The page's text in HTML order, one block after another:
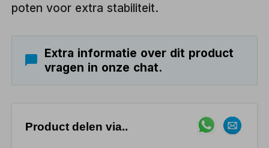
poten voor extra stabiliteit.
Extra informatie over dit product
vragen in onze chat.
Product delen via..